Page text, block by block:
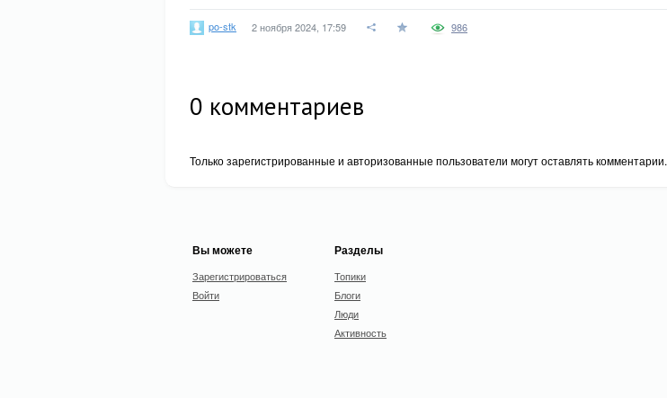
po-stk 2 ноября 2024, 17:59 986
0 комментариев
Только зарегистрированные и авторизованные пользователи могут оставлять комментарии.
Вы можете
Зарегистрироваться
Войти
Разделы
Топики
Блоги
Люди
Активность